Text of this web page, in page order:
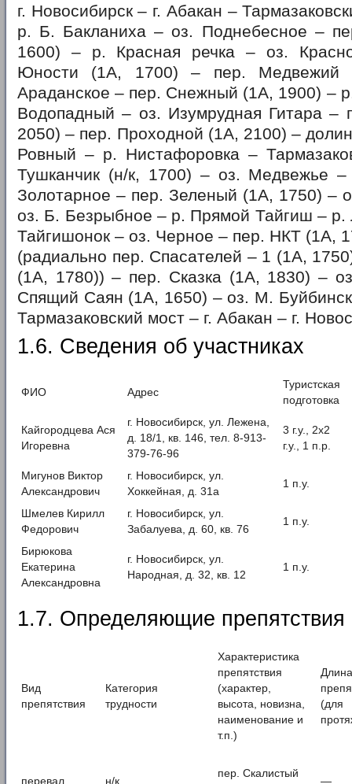
г. Новосибирск – г. Абакан –
р. Б. Бакланиха – оз. Поднебесное –
1600) – р. Красная речка – оз.
Юности (1А, 1700) – пер.
Араданское – пер. Снежный (1А, 1900) –
Водопадный – оз. Изумрудная Гитара –
2050) – пер. Проходной (1А, 2100) –
Ровный – р. Нистафоровка –
Тушканчик (н/к, 1700) – оз. Медвежье
Золотарное – пер. Зеленый (1А, 1750) –
оз. Б. Безрыбное – р. Прямой Тайгиш –
Тайгишонок – оз. Черное – пер. НКТ (1А,
(радиально пер. Спасателей – 1 (1А,
(1А, 1780)) – пер. Сказка (1А, 1830) –
Спящий Саян (1А, 1650) – оз. М.
Тармазаковский мост – г. Абакан – г.
1.6. Сведения об участниках
ФИО Адрес
Туристская
подготовка
Кайгородцева Ася
Игоревна
г. Новосибирск, ул. Лежена,
д. 18/1, кв. 146, тел. 8-913-
379-76-96
3 г.у., 2х2
г.у., 1 п.р.
Мигунов Виктор
Александрович
г. Новосибирск, ул.
Хоккейная, д. 31а
1 п.у.
Шмелев Кирилл
Федорович
г. Новосибирск, ул.
Забалуева, д. 60, кв. 76
1 п.у.
Бирюкова
Екатерина
Александровна
г. Новосибирск, ул.
Народная, д. 32, кв. 12
1 п.у.
1.7. Определяющие
Вид
препятствия
Категория
трудности
Характеристика
препятствия
(характер,
высота, новизна,
наименование и
т.п.)
Длина
(для
перевал н/к
пер. Скалистый
—